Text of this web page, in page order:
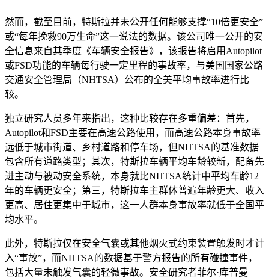
然而，截至目前，特斯拉并未公开任何能够支撑“10倍更安全”
或“每年挽救90万生命”这一说法的数据。该公司唯一公开的安
全信息来自其季度《车辆安全报告》，该报告将启用Autopilot
或FSD功能的车辆每行驶一定里程的事故率，与美国国家公路
交通安全管理局（NHTSA）公布的全美平均事故率进行比
较。
独立研究人员多年来指出，这种比较存在多重偏差：首先，
Autopilot和FSD主要在高速公路使用，而高速公路本身事故率
远低于城市街道、乡村道路和停车场，但NHTSA的基准数据
包含所有道路类型；其次，特斯拉车辆平均车龄较新，配备先
进主动与被动安全系统，本身就比NHTSA统计中平均车龄12
年的车辆更安全；第三，特斯拉车主群体普遍年龄更大、收入
更高、居住更集中于城市，这一人群本身事故率就低于全国平
均水平。
此外，特斯拉仅在安全气囊或其他烟火式约束装置触发时才计
入“事故”，而NHTSA的数据基于警方报告的所有碰撞事件，
包括大量未触发气囊的轻微事故。安全研究者菲尔·库普曼